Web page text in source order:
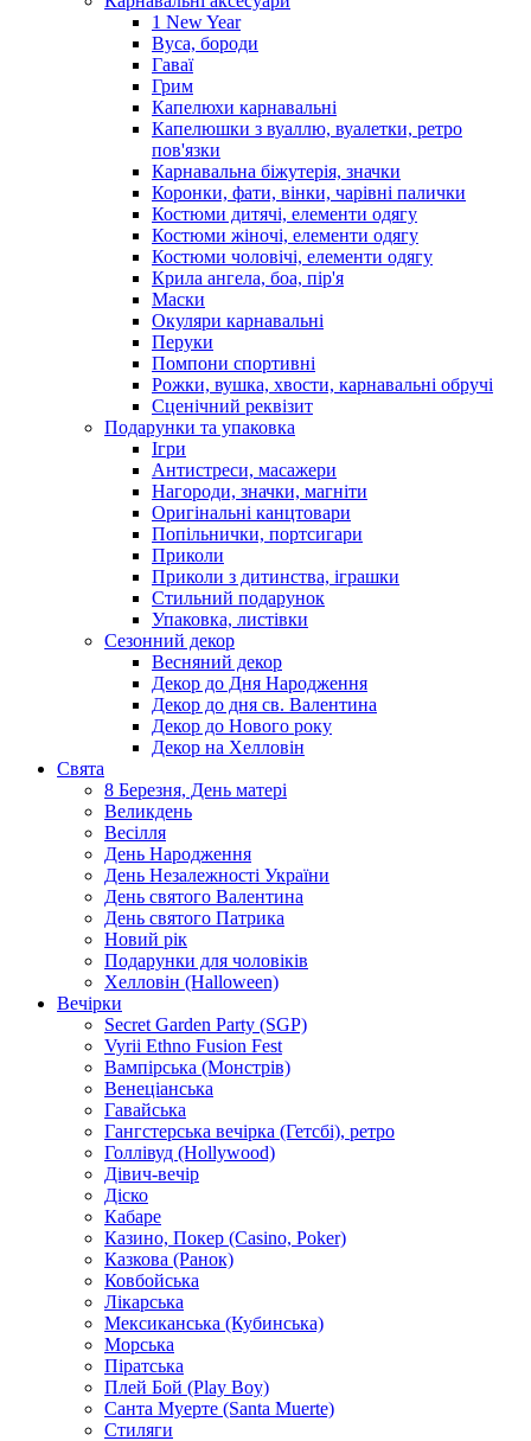
1 New Year
Вуса, бороди
Гаваї
Грим
Капелюхи карнавальні
Капелюшки з вуаллю, вуалетки, ретро
пов'язки
Карнавальна біжутерія, значки
Коронки, фати, вінки, чарівні палички
Костюми дитячі, елементи одягу
Костюми жіночі, елементи одягу
Костюми чоловічі, елементи одягу
Крила ангела, боа, пір'я
Маски
Окуляри карнавальні
Перуки
Помпони спортивні
Рожки, вушка, хвости, карнавальні обручі
Сценічний реквізит
Подарунки та упаковка
Ігри
Антистреси, масажери
Нагороди, значки, магніти
Оригінальні канцтовари
Попільнички, портсигари
Приколи
Приколи з дитинства, іграшки
Стильний подарунок
Упаковка, листівки
Сезонний декор
Весняний декор
Декор до Дня Народження
Декор до дня св. Валентина
Декор до Нового року
Декор на Хелловін
Свята
8 Березня, День матері
Великдень
Весілля
День Народження
День Незалежності України
День святого Валентина
День святого Патрика
Новий рік
Подарунки для чоловіків
Хелловін (Halloween)
Вечірки
Secret Garden Party (SGP)
Vyrii Ethno Fusion Fest
Вампірська (Монстрів)
Венеціанська
Гавайська
Гангстерська вечірка (Гетсбі), ретро
Голлівуд (Hollywood)
Дівич-вечір
Діско
Кабаре
Казино, Покер (Casino, Poker)
Казкова (Ранок)
Ковбойська
Лікарська
Мексиканська (Кубинська)
Морська
Піратська
Плей Бой (Play Boy)
Санта Муерте (Santa Muerte)
Стиляги